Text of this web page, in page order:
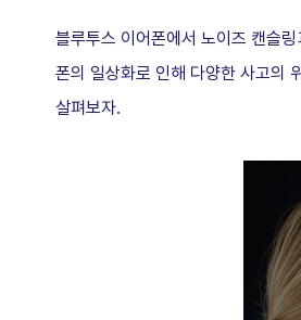
블루투스 이어폰에서 노이즈 캔슬
폰의 일상화로 인해 다양한 사고의
살펴보자.